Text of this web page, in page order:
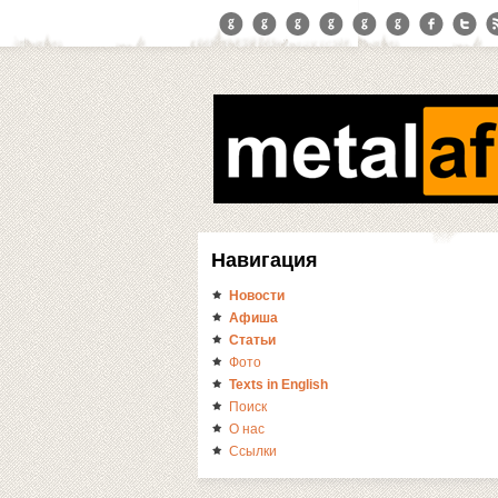
Навигация
Новости
Афиша
Статьи
Фото
Texts in English
Поиск
О нас
Ссылки